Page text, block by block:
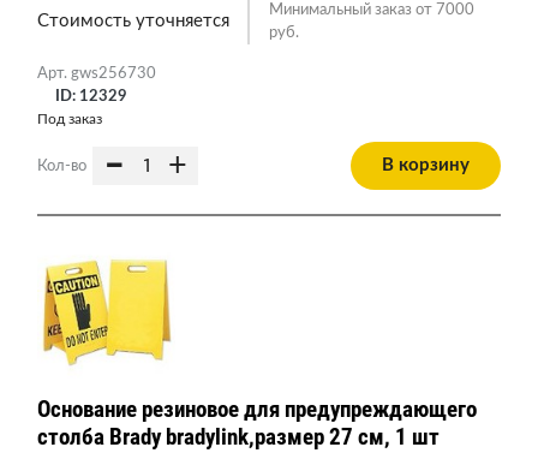
Арт. gws256730
ID: 12329
Стоимость уточняется
Минимальный заказ от 7000
руб.
Под заказ
Кол-во - + В корзину
Основание резиновое для предупреждающего
столба Brady bradylink,размер 27 см, 1 шт